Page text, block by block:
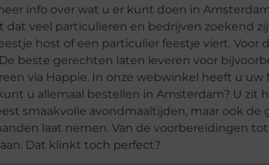
info over wat u er kunt doen in
veel particulieren en bedrijven zoekend
host of een particulier feestje viert. Voor
beste gerechten laten leveren voor
via Happie. In onze webwinkel heeft u uw
u allemaal bestellen in Amsterdam? U zit
smaakvolle avondmaaltijden, maar ook de
laat nemen. Van de voorbereidingen
Dat klinkt toch perfect?